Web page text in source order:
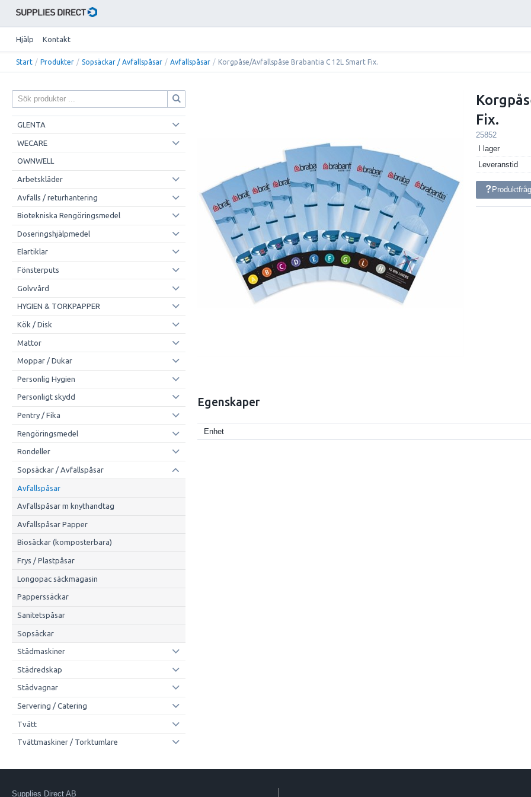
Hjälp Kontakt
Start / Produkter / Sopsäckar / Avfallspåsar / Avfallspåsar / Korgpåse/Avfallspåse Brabantia C 12L Smart Fix.
GLENTA
WECARE
OWNWELL
Arbetskläder
Avfalls / returhantering
Biotekniska Rengöringsmedel
Doseringshjälpmedel
Elartiklar
Fönsterputs
Golvvård
HYGIEN & TORKPAPPER
Kök / Disk
Mattor
Moppar / Dukar
Personlig Hygien
Personligt skydd
Pentry / Fika
Rengöringsmedel
Rondeller
Sopsäckar / Avfallspåsar
Avfallspåsar
Avfallspåsar m knythandtag
Avfallspåsar Papper
Biosäckar (komposterbara)
Frys / Plastpåsar
Longopac säckmagasin
Papperssäckar
Sanitetspåsar
Sopsäckar
Städmaskiner
Städredskap
Städvagnar
Servering / Catering
Tvätt
Tvättmaskiner / Torktumlare
Fix.
25852
I lager
Leveranstid
Egenskaper
Enhet
Supplies Direct AB